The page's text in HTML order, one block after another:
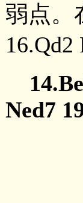
弱点。
16.Qd2
Ned7